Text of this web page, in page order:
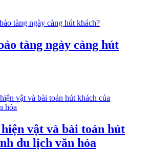
tàng ngày càng hút
vật và bài toán hút
du lịch văn hóa